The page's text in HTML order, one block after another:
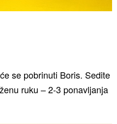
se pobrinuti Boris. Sedite
ruku – 2-3 ponavljanja